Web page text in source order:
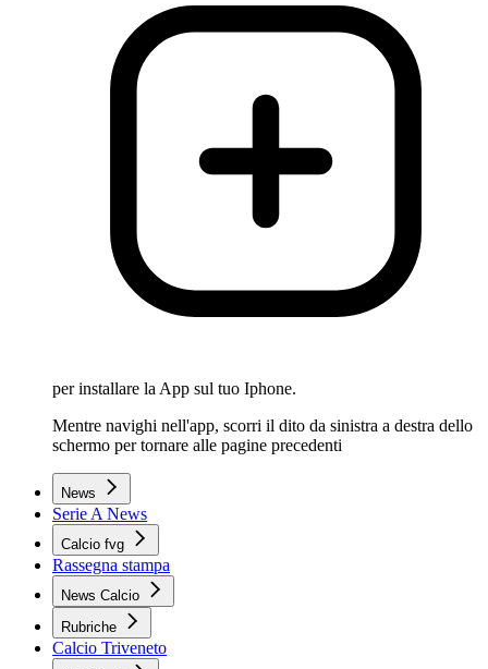
per installare la App sul tuo Iphone.
Mentre navighi nell'app, scorri il dito da sinistra a destra dello
schermo per tornare alle pagine precedenti
News
Serie A News
Calcio fvg
Rassegna stampa
News Calcio
Rubriche
Calcio Triveneto